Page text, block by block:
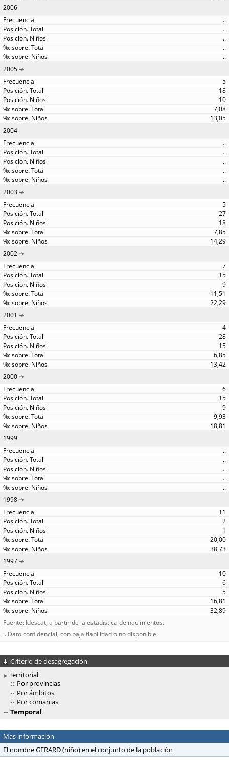
2006
..
..
..
..
..
2005
5
18
10
7,08
13,05
2004
..
..
..
..
..
2003
5
27
18
7,85
14,29
2002
7
15
9
11,51
22,29
2001
4
28
15
6,85
13,42
2000
6
15
9
9,93
18,81
1999
..
..
..
..
..
1998
11
2
1
20,00
38,73
1997
10
6
5
16,81
32,89
Fuente: Idescat, a partir de la estadística de nacimientos.
.. Dato confidencial, con baja fiabilidad o no disponible
Criterio de desagregación
Territorial
Por provincias
Por ámbitos
Por comarcas
Temporal
Más información
El nombre GERARD (niño) en el conjunto de la población